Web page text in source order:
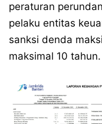
peraturan
pelaku entitas
sanksi denda
maksimal 10 tahun.